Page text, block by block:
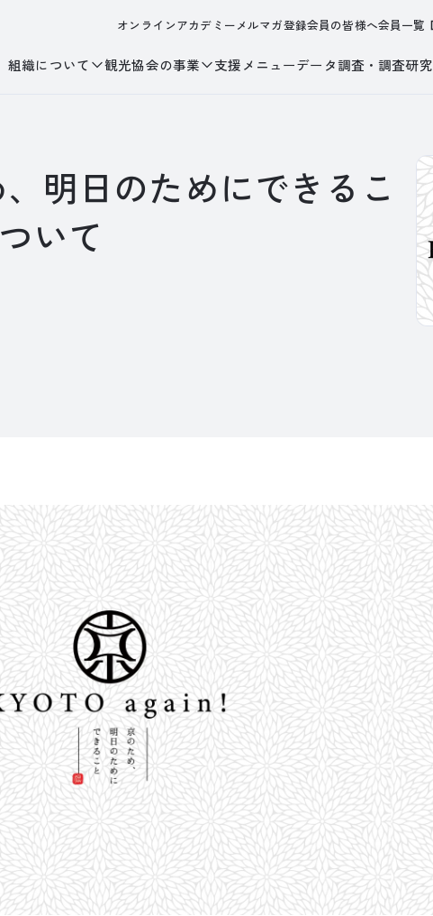
オンラインアカデミーメルマガ登録会員の皆様へ会員一覧
組織について 観光協会の事業 支援メニューデータ調査・調査研究
明日のためにできるこ
いて